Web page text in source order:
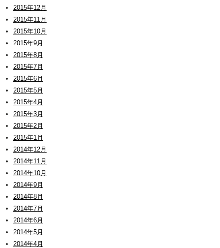
2015年12月
2015年11月
2015年10月
2015年9月
2015年8月
2015年7月
2015年6月
2015年5月
2015年4月
2015年3月
2015年2月
2015年1月
2014年12月
2014年11月
2014年10月
2014年9月
2014年8月
2014年7月
2014年6月
2014年5月
2014年4月